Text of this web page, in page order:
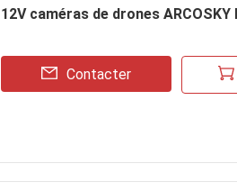
12V caméras de drones
Contacter